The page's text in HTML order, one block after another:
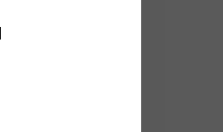
širina 17,8 mm,